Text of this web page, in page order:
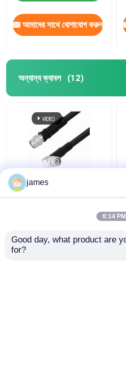
আমাদের সাথে যোগাযোগ করুন
অন্যান্য ক্যাবল (12)
পলিথিলিন ইনসুলেটেড হাই
ভোল্টেজ কোএক্সিয়াল ক্যাবল ৩০
james
6:14 PM
Good day, what product are
for?